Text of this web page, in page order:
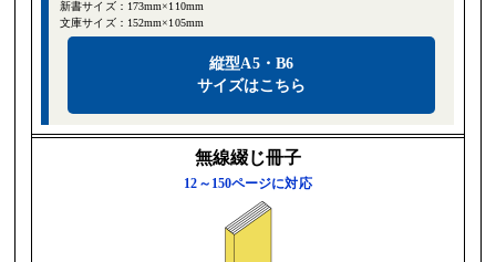
新書サイズ：173mm×110mm
文庫サイズ：152mm×105mm
縦型A5・B6
サイズはこちら
無線綴じ冊子
12～150ページに対応